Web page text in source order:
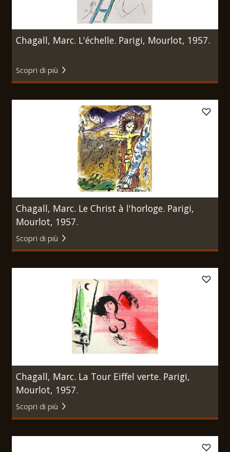
Chagall, Marc. L'échelle. Parigi, Mourlot, 1957.
Scopri di più
Chagall, Marc. Le Christ à l'horloge. Parigi,
Mourlot, 1957.
Scopri di più
Chagall, Marc. La Tour Eiffel verte. Parigi,
Mourlot, 1957.
Scopri di più